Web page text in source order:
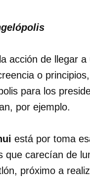
acción de llegar
o
para los
por ejemplo.
está por toma
que carecían de
próximo a